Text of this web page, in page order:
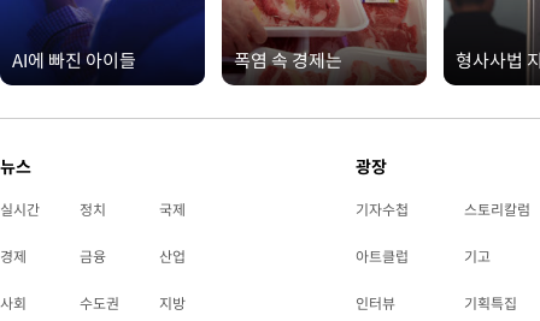
AI에 빠진 아이들 폭염 속 경제는 형사사법
뉴스
실시간 정치 국제
경제 금융 산업
사회 수도권 지방
광장
기자수첩 스토리칼럼
아트클럽 기고
인터뷰 기획특집